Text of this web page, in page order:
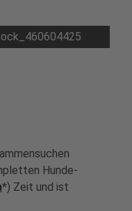
Hunde-
*) Zeit und ist